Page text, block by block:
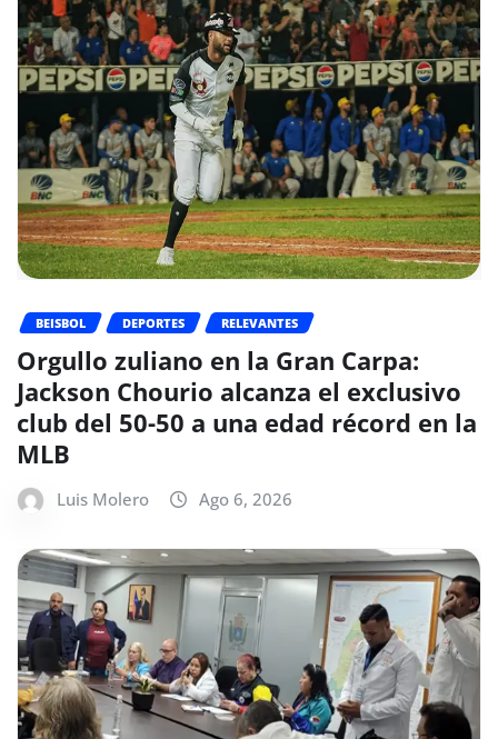
BEISBOL DEPORTES RELEVANTES
Orgullo zuliano en la Gran Carpa:
Jackson Chourio alcanza el exclusivo
club del 50-50 a una edad récord en la
MLB
Luis Molero Ago 6, 2026